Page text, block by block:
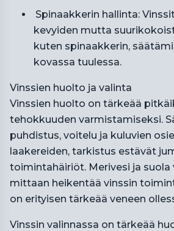
Spinaakkerin hallinta:
kevyiden mutta
kuten spinaakkerin,
kovassa tuulessa.
Vinssien huolto ja valinta
Vinssien huolto on tärkeää
tehokkuuden varmistamiseksi.
puhdistus, voitelu ja kuluvien
laakereiden, tarkistus estävät
toimintahäiriöt. Merivesi ja suola
mittaan heikentää vinssin
on erityisen tärkeää veneen
Vinssin valinnassa on tärkeää